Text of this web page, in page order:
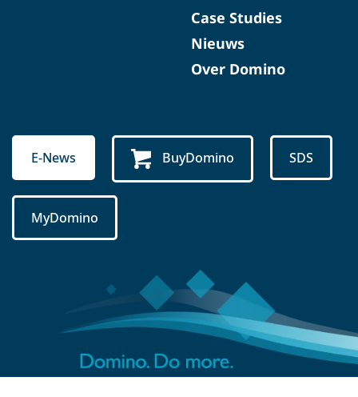
Case Studies
Nieuws
Over Domino
E-News BuyDomino SDS
MyDomino